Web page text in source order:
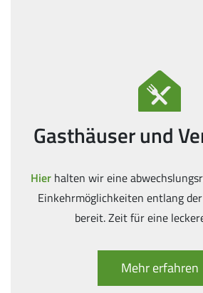
Gasthäuser und
Hier halten wir eine
Einkehrmöglichkeiten entlang
bereit. Zeit für eine
Mehr erfahren